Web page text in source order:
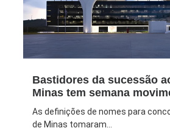
Bastidores da sucessão
Minas tem semana
As definições de nomes para
de Minas tomaram...